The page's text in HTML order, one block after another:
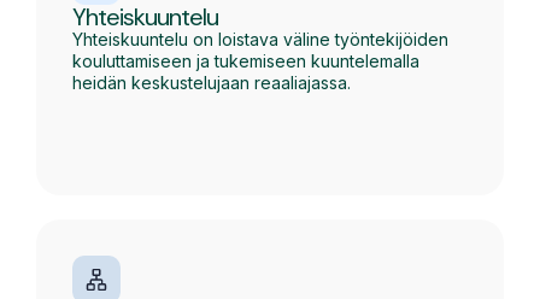
Yhteiskuuntelu
Yhteiskuuntelu on loistava väline työntekijöiden
kouluttamiseen ja tukemiseen kuuntelemalla
heidän keskustelujaan reaaliajassa.